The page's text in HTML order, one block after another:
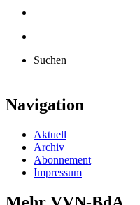
Suchen
Navigation
Aktuell
Archiv
Abonnement
Impressum